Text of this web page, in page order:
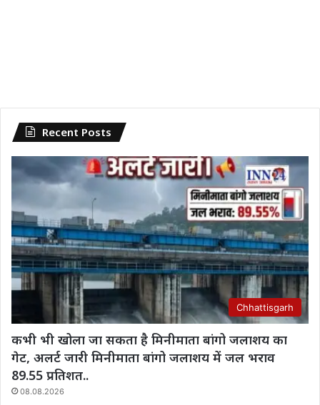
Recent Posts
Chhattisgarh
कभी भी खोला जा सकता है मिनीमाता बांगो जलाशय का
गेट, अलर्ट जारी मिनीमाता बांगो जलाशय में जल भराव
89.55 प्रतिशत..
08.08.2026